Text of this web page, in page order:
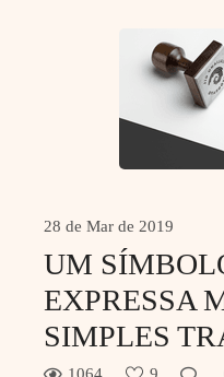
28 de Mar de 2019
UM
EXPRESSA
SIMPLES